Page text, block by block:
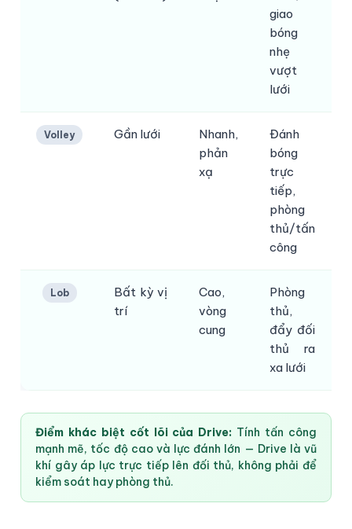
giao
bóng
nhẹ
vượt
lưới
Volley Gần lưới
Nhanh,
phản
xạ
Đánh
bóng
trực
tiếp,
phòng
thủ/tấn
công
Lob
Bất kỳ vị
trí
Cao,
vòng
cung
Phòng
thủ,
đẩy đối
thủ ra
xa lưới
Điểm khác biệt cốt lõi của Drive: Tính tấn công
mạnh mẽ, tốc độ cao và lực đánh lớn — Drive là vũ
khí gây áp lực trực tiếp lên đối thủ, không phải để
kiểm soát hay phòng thủ.